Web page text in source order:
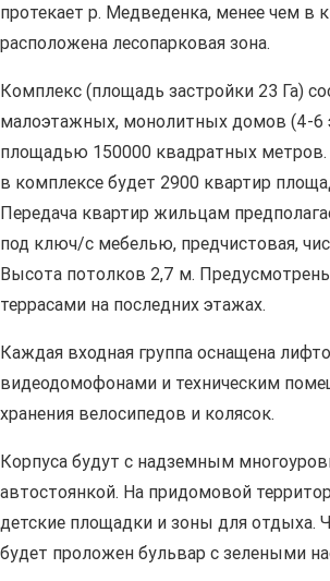
протекает р. Медведенка, менее чем в
расположена лесопарковая зона.
Комплекс (площадь застройки 23 Га)
малоэтажных, монолитных домов (4-6
площадью 150000 квадратных метров.
в комплексе будет 2900 квартир
Передача квартир жильцам
под ключ/с мебелью, предчистовая,
Высота потолков 2,7 м.
террасами на последних этажах.
Каждая входная группа оснащена
видеодомофонами и техническим
хранения велосипедов и колясок.
Корпуса будут с надземным
автостоянкой. На придомовой
детские площадки и зоны для отдыха.
будет проложен бульвар с зелеными